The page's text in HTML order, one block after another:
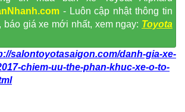
- Luôn cập nhật thông tin
giá xe mới nhất, xem ngay: Toyota
salontoyotasaigon.com/danh-gia-xe-
chiem-uu-the-phan-khuc-xe-o-to-